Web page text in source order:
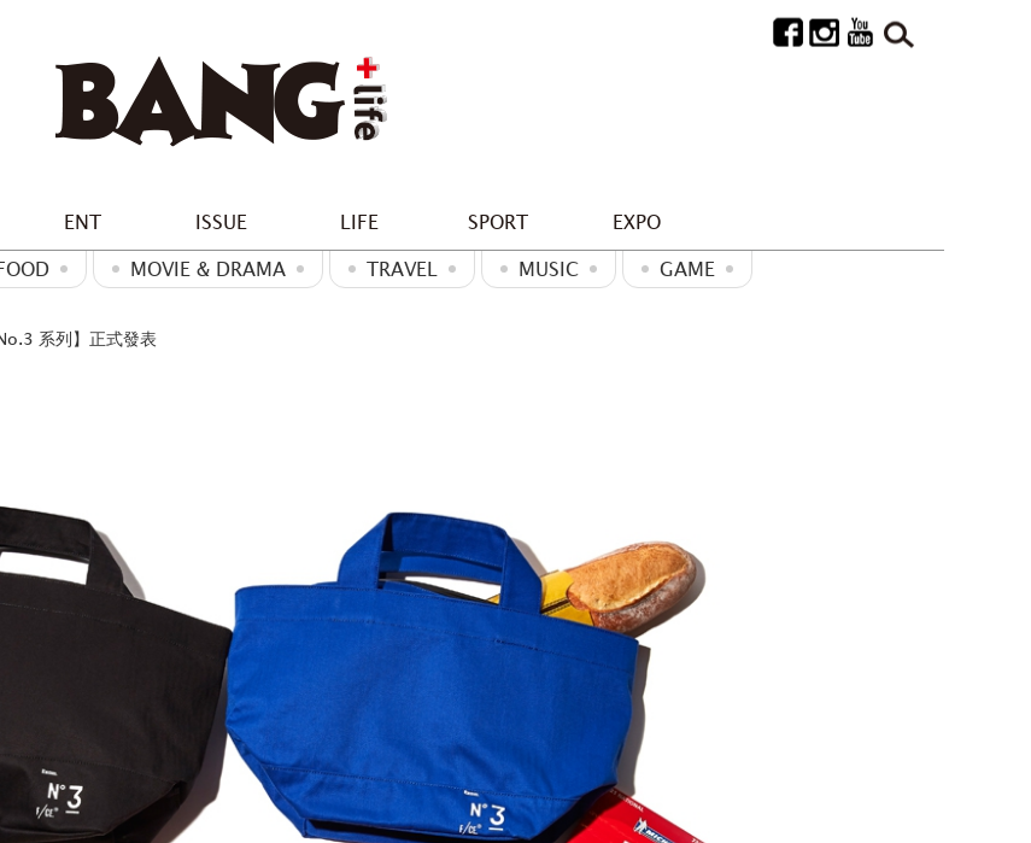
ENT ISSUE LIFE SPORT EXPO
FOOD MOVIE & DRAMA TRAVEL MUSIC GAME
系列】正式發表